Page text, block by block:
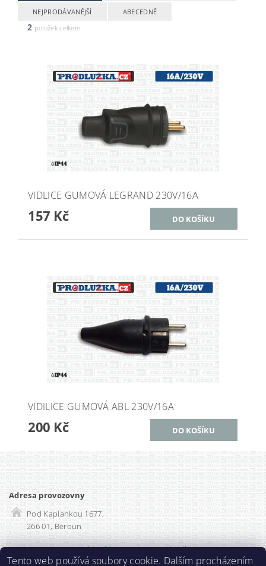
NEJPRODÁVANĚJŠÍ ABECEDNĚ
2 položek celkem
VIDLICE GUMOVÁ LEGRAND 230V/16A
157 Kč
VIDILICE GUMOVÁ ABL 230V/16A
200 Kč
Adresa provozovny
Pod Kaplankou 1677,
266 01, Beroun
Rozvadec-shop.cz | SEO optimalizace
Tento web používá soubory cookie. Dalším procházením